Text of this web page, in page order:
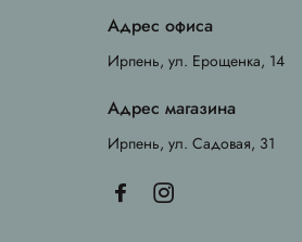
Адрес офиса
Ирпень, ул. Ерощенка, 14
Адрес магазина
Ирпень, ул. Садовая, 31